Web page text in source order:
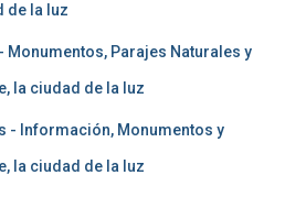
de la luz
Monumentos, Parajes Naturales y
la ciudad de la luz
- Información, Monumentos y
la ciudad de la luz